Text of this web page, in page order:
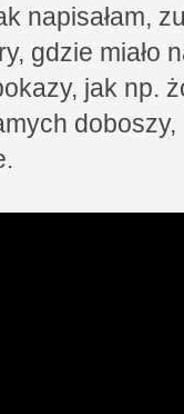
napisałam,
gdzie miało
jak np.